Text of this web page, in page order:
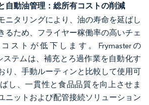
自動油管理：総所有コストの削減
ニタリングにより、油の寿命を延ばし
るため、フライヤー稼働率の高いチェ
ストが低下します。Frymasterの
ステムは、補充とろ過作業を自動化す
り、手動ルーティンと比較して使用可
し、一貫性と食品品質を向上させま
ニットおよび配管接続ソリューション